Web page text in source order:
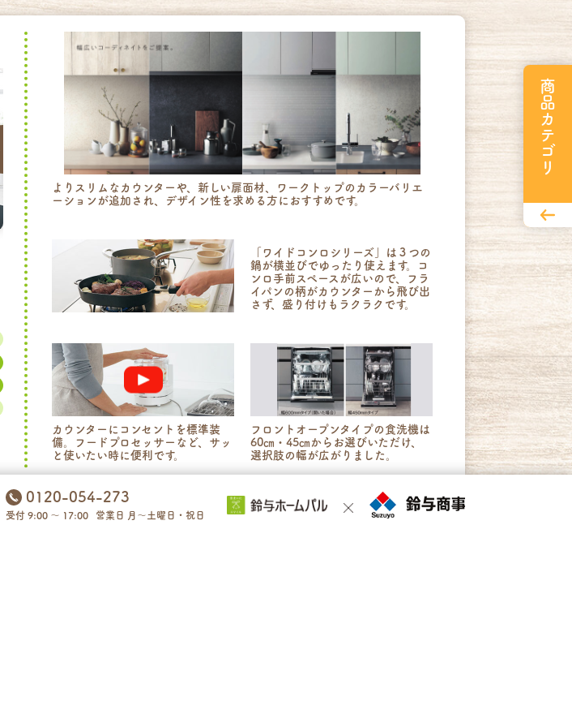
よりスリムなカウンターや、新しい扉面材、ワークトップのカラーバリエ
ーションが追加され、デザイン性を求める方におすすめです。
「ワイドコンロシリーズ」は３つの
鍋が横並びでゆったり使えます。コ
ンロ手前スペースが広いので、フラ
イパンの柄がカウンターから飛び出
さず、盛り付けもラクラクです。
カウンターにコンセントを標準装
備。フードプロセッサーなど、サッ
と使いたい時に便利です。
フロントオープンタイプの食洗機は
60㎝・45㎝からお選びいただけ、
選択肢の幅が広がりました。
商品カテゴリ
0120-054-273
受付 9:00 ～ 17:00 営業日 月～土曜日・祝日